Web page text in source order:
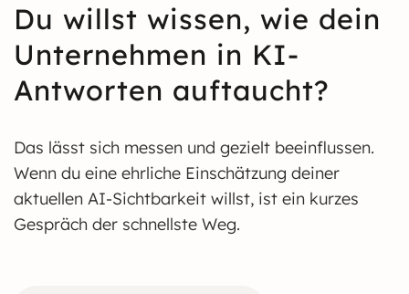
Du willst wissen, wie dein
Unternehmen in KI-
Antworten auftaucht?
Das lässt sich messen und gezielt beeinflussen.
Wenn du eine ehrliche Einschätzung deiner
aktuellen AI-Sichtbarkeit willst, ist ein kurzes
Gespräch der schnellste Weg.